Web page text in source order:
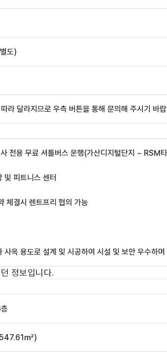
도)
라 달라지므로 우측 버튼을 통해 문의해 주시기 바
전용 무료 셔틀버스 운행(가산디지털단지 ~ RSM
및 피트니스 센터
체결시 렌트프리 협의 가능
사옥 용도로 설계 및 시공하여 시설 및 보안 우수하
정보입니다.
층
㎡)